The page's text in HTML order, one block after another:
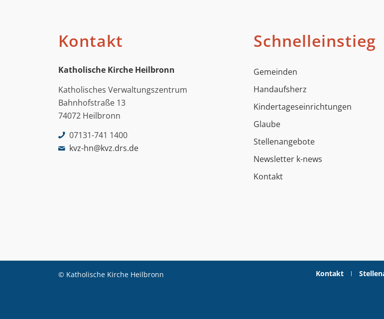
Kontakt
Katholische Kirche Heilbronn
Katholisches Verwaltungszentrum
Bahnhofstraße 13
74072 Heilbronn
07131-741 1400
kvz-hn@kvz.drs.de
Schnelleinstieg
Gemeinden
Handaufsherz
Kindertageseinrichtungen
Glaube
Stellenangebote
Newsletter k-news
Kontakt
© Katholische Kirche Heilbronn Kontakt